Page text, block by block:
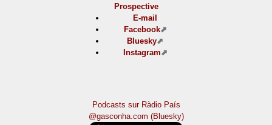
Prospective
E-mail
Facebook
Bluesky
Instagram
Podcasts sur Ràdio País
@gasconha.com (Bluesky)